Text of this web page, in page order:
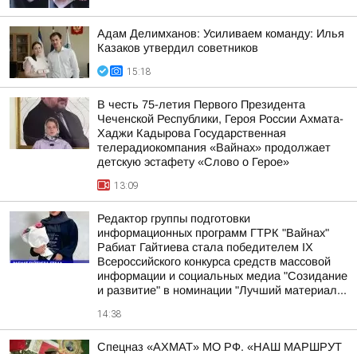
Адам Делимханов: Усиливаем команду: Илья
Казаков утвердил советников
15:18
В честь 75-летия Первого Президента
Чеченской Республики, Героя России Ахмата-
Хаджи Кадырова Государственная
телерадиокомпания «Вайнах» продолжает
детскую эстафету «Слово о Герое»
13:09
Редактор группы подготовки
информационных программ ГТРК "Вайнах"
Рабиат Гайтиева стала победителем IX
Всероссийского конкурса средств массовой
информации и социальных медиа "Созидание
и развитие" в номинации "Лучший материал...
14:38
Спецназ «АХМАТ» МО РФ. «НАШ МАРШРУТ